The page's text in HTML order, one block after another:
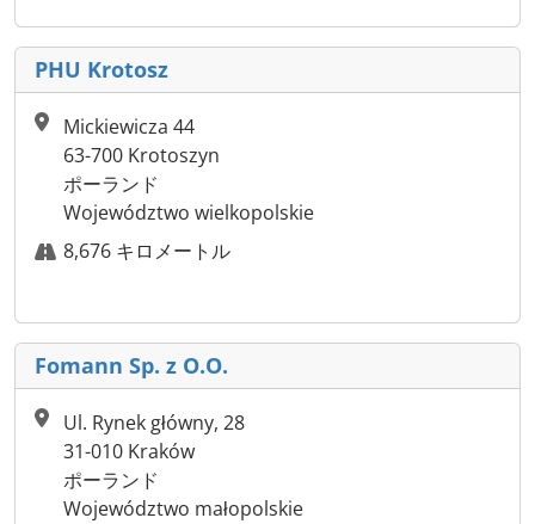
PHU Krotosz
Mickiewicza 44
63-700 Krotoszyn
ポーランド
Województwo wielkopolskie
8,676 キロメートル
Fomann Sp. z O.O.
Ul. Rynek główny, 28
31-010 Kraków
ポーランド
Województwo małopolskie